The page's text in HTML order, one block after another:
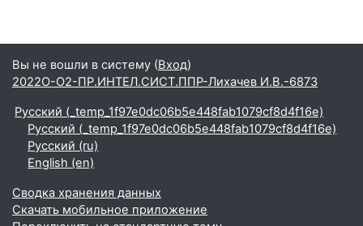
Вы не вошли в систему (Вход)
2022О-О2-ПР.ИНТЕЛ.СИСТ.ППР-Лихачев И.В.-6873
Русский ‎(_temp_1f97e0dc06b5e448fab1079cf8d4f16e)‎
Русский ‎(_temp_1f97e0dc06b5e448fab1079cf8d4f16e)‎
Русский ‎(ru)‎
English ‎(en)‎
Сводка хранения данных
Скачать мобильное приложение